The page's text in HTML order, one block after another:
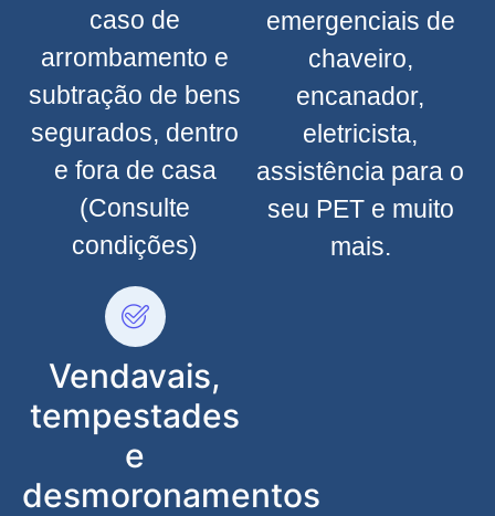
caso de
arrombamento e
subtração de bens
segurados, dentro
e fora de casa
(Consulte
condições)
Vendavais,
tempestades
e
desmoronamentos
emergenciais de
chaveiro,
encanador,
eletricista,
assistência para o
seu PET e muito
mais.